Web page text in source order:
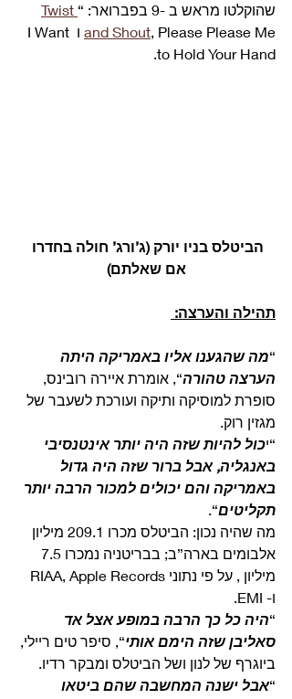
שהוקלטו מראש ב -9 בפברואר: “
Twist
and Shout
, Please Please Me ו I Want
to Hold Your Hand.
הביטלס בניו יורק (ג’ורג’ חולה בחדרו
אם שאלתם)
תהילה והערצה:
“מה שהגענו אליו באמריקה היתה
הערצה טהורה“, אומרת איירה רובינס,
סופרת למוסיקה ותיקה ועורכת לשעבר של
מגזין רוק.
“יכול להיות שזה היה יותר אינטנסיבי
באנגליה, אבל ברור שזה היה גדול
באמריקה והם יכולים למכור הרבה יותר
תקליטים“.
מה שהיה נכון: הביטלס מכרו 209.1 מיליון
ו- EMI.
“היה כל כך הרבה במופע אצל אד
סאליבן שזה הימם אותי“, סיפר טים ריילי,
ביוגרף של לנון ושל הביטלס ומבקר רדיו.
“אבל ישנה המחשבה שהם ביטאו